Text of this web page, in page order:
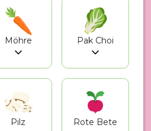
Möhre Pak Choi
Pilz Rote Bete